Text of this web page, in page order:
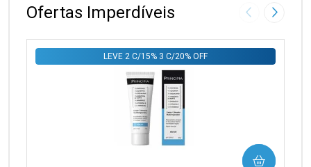
Ofertas Imperdíveis Imagem
LEVE 2 C/15% 3 C/20% OFF
COMPRAR